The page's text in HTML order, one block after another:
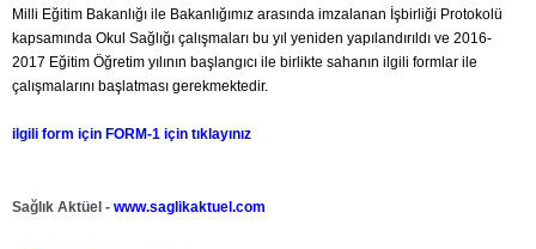
Milli Eğitim Bakanlığı ile Bakanlığımız arasında imzalanan İşbirliği Protokolü
kapsamında Okul Sağlığı çalışmaları bu yıl yeniden yapılandırıldı ve 2016-
2017 Eğitim Öğretim yılının başlangıcı ile birlikte sahanın ilgili formlar ile
çalışmalarını başlatması gerekmektedir.
ilgili form için FORM-1 için tıklayınız
Sağlık Aktüel - www.saglikaktuel.com